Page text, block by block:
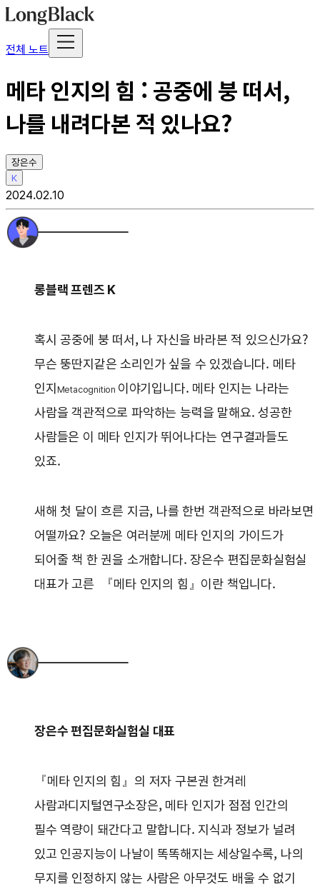
전체 노트
메타 인지의 힘 : 공중에 붕 떠서,
나를 내려다본 적 있나요?
장은수
K
2024.02.10
롱블랙 프렌즈 K
혹시 공중에 붕 떠서, 나 자신을 바라본 적 있으신가요?
무슨 뚱딴지같은 소리인가 싶을 수 있겠습니다. 메타
인지 Metacognition 이야기입니다. 메타 인지는 나라는
사람을 객관적으로 파악하는 능력을 말해요. 성공한
사람들은 이 메타 인지가 뛰어나다는 연구결과들도
있죠.
새해 첫 달이 흐른 지금, 나를 한번 객관적으로 바라보면
어떨까요? 오늘은 여러분께 메타 인지의 가이드가
되어줄 책 한 권을 소개합니다. 장은수 편집문화실험실
대표가 고른 『메타 인지의 힘』이란 책입니다.
장은수 편집문화실험실 대표
『메타 인지의 힘』의 저자 구본권 한겨레
사람과디지털연구소장은, 메타 인지가 점점 인간의
필수 역량이 돼간다고 말합니다. 지식과 정보가 널려
있고 인공지능이 나날이 똑똑해지는 세상일수록, 나의
무지를 인정하지 않는 사람은 아무것도 배울 수 없기